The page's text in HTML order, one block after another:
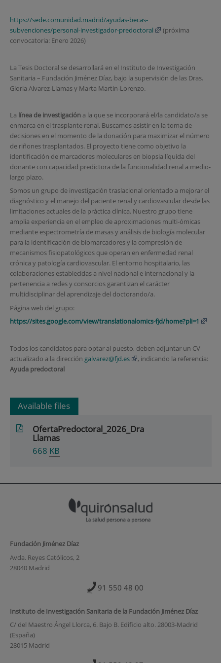
https://sede.comunidad.madrid/ayudas-becas-
subvenciones/personal-investigador-predoctoral
(próxima
convocatoria: Enero 2026)
La Tesis Doctoral se desarrollará en el Instituto de Investigación
Sanitaria – Fundación Jiménez Díaz, bajo la supervisión de las Dras.
Gloria Alvarez-Llamas y Marta Martin-Lorenzo.
La línea de investigación a la que se incorporará el/la candidato/a se
enmarca en el trasplante renal. Buscamos asistir en la toma de
decisiones en el momento de la donación para maximizar el número
de riñones trasplantados. El proyecto tiene como objetivo la
identificación de marcadores moleculares en biopsia líquida del
donante con capacidad predictora de la funcionalidad renal a medio-
largo plazo.
Somos un grupo de investigación traslacional orientado a mejorar el
diagnóstico y el manejo del paciente renal y cardiovascular desde las
limitaciones actuales de la práctica clínica. Nuestro grupo tiene
amplia experiencia en el empleo de aproximaciones multi-ómicas
mediante espectrometría de masas y análisis de biología molecular
para la identificación de biomarcadores y la compresión de
mecanismos fisiopatológicos que operan en enfermedad renal
crónica y patología cardiovascular. El entorno hospitalario, las
colaboraciones establecidas a nivel nacional e internacional y la
pertenencia a redes y consorcios garantizan el carácter
multidisciplinar del aprendizaje del doctorando/a.
Página web del grupo:
https://sites.google.com/view/translationalomics-fjd/home?pli=1
Todos los candidatos para optar al puesto, deben adjuntar un CV
actualizado a la dirección galvarez@fjd.es
, indicando la referencia:
Ayuda predoctoral
Available files
OfertaPredoctoral_2026_Dra
Llamas
668 KB
Fundación Jiménez Díaz
Avda. Reyes Católicos, 2
28040 Madrid
91 550 48 00
Instituto de Investigación Sanitaria de la Fundación Jiménez Díaz
C/ del Maestro Ángel Llorca, 6. Bajo B. Edificio alto. 28003-Madrid
(España)
28015 Madrid